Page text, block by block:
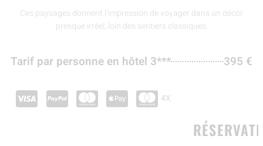
Ces paysages donnent l’impression de voyager dans un décor
presque irréel, loin des sentiers classiques.
Tarif par personne en hôtel 3*** 395 €
4X